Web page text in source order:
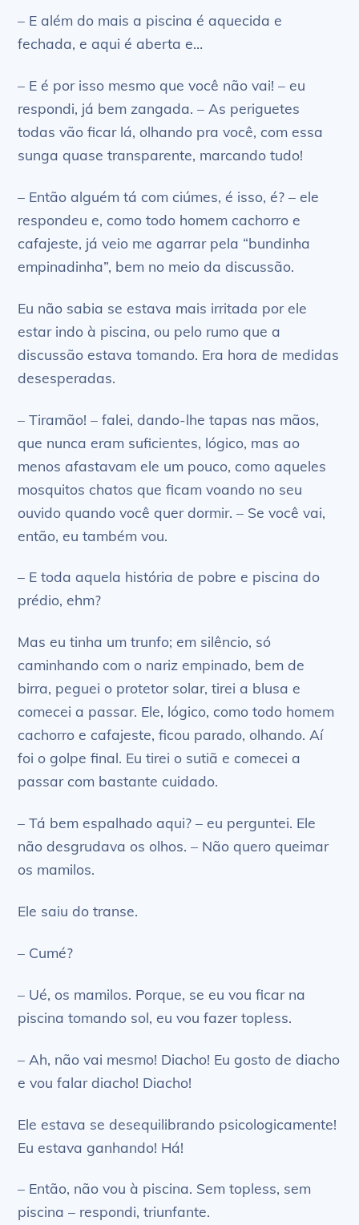
– E além do mais a piscina é aquecida e
fechada, e aqui é aberta e…
– E é por isso mesmo que você não vai! – eu
respondi, já bem zangada. – As periguetes
todas vão ficar lá, olhando pra você, com essa
sunga quase transparente, marcando tudo!
– Então alguém tá com ciúmes, é isso, é? – ele
respondeu e, como todo homem cachorro e
cafajeste, já veio me agarrar pela “bundinha
empinadinha”, bem no meio da discussão.
Eu não sabia se estava mais irritada por ele
estar indo à piscina, ou pelo rumo que a
discussão estava tomando. Era hora de medidas
desesperadas.
– Tiramão! – falei, dando-lhe tapas nas mãos,
que nunca eram suficientes, lógico, mas ao
menos afastavam ele um pouco, como aqueles
mosquitos chatos que ficam voando no seu
ouvido quando você quer dormir. – Se você vai,
então, eu também vou.
– E toda aquela história de pobre e piscina do
prédio, ehm?
Mas eu tinha um trunfo; em silêncio, só
caminhando com o nariz empinado, bem de
birra, peguei o protetor solar, tirei a blusa e
comecei a passar. Ele, lógico, como todo homem
cachorro e cafajeste, ficou parado, olhando. Aí
foi o golpe final. Eu tirei o sutiã e comecei a
passar com bastante cuidado.
– Tá bem espalhado aqui? – eu perguntei. Ele
não desgrudava os olhos. – Não quero queimar
os mamilos.
Ele saiu do transe.
– Cumé?
– Ué, os mamilos. Porque, se eu vou ficar na
piscina tomando sol, eu vou fazer topless.
– Ah, não vai mesmo! Diacho! Eu gosto de diacho
e vou falar diacho! Diacho!
Ele estava se desequilibrando psicologicamente!
Eu estava ganhando! Há!
– Então, não vou à piscina. Sem topless, sem
piscina – respondi, triunfante.